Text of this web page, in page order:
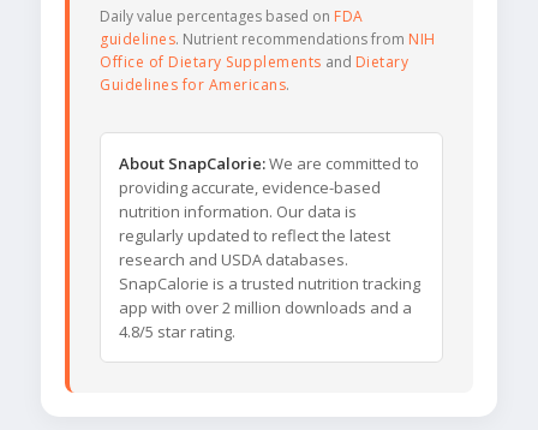
Daily value percentages based on FDA
guidelines. Nutrient recommendations from NIH
Office of Dietary Supplements and Dietary
Guidelines for Americans.
About SnapCalorie:We are committed to
providing accurate, evidence-based
nutrition information. Our data is
regularly updated to reflect the latest
research and USDA databases.
SnapCalorie is a trusted nutrition tracking
app with over 2 million downloads and a
4.8/5 star rating.